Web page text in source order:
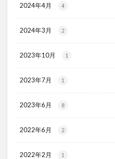
2024年4月 4
2024年3月 2
2023年10月 1
2023年7月 1
2023年6月 8
2022年6月 2
2022年2月 1